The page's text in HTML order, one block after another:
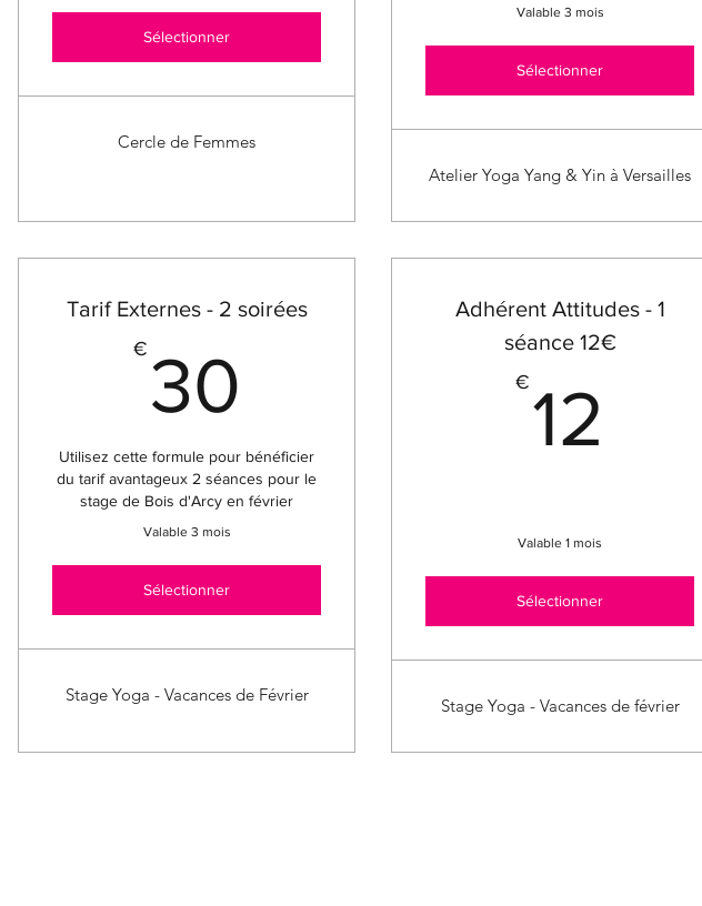
Sélectionner
Cercle de Femmes
Valable 3 mois
Sélectionner
Atelier Yoga Yang & Yin à Versailles
Tarif Externes - 2 soirées
€ 30
Utilisez cette formule pour bénéficier
du tarif avantageux 2 séances pour le
stage de Bois d'Arcy en février
Valable 3 mois
Sélectionner
Stage Yoga - Vacances de Février
Adhérent Attitudes - 1
séance 12€
€ 12
Valable 1 mois
Sélectionner
Stage Yoga - Vacances de février